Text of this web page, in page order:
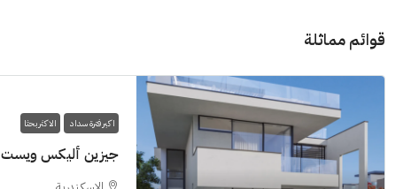
قوائم مماثلة
اكبر فترة سداد الاكثر بحثا
جيزين أليكس ويست